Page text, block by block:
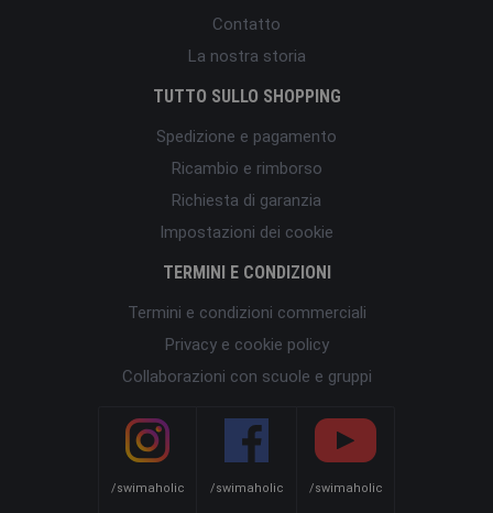
Contatto
La nostra storia
TUTTO SULLO SHOPPING
Spedizione e pagamento
Ricambio e rimborso
Richiesta di garanzia
Impostazioni dei cookie
TERMINI E CONDIZIONI
Termini e condizioni commerciali
Privacy e cookie policy
Collaborazioni con scuole e gruppi
/swimaholic /swimaholic /swimaholic